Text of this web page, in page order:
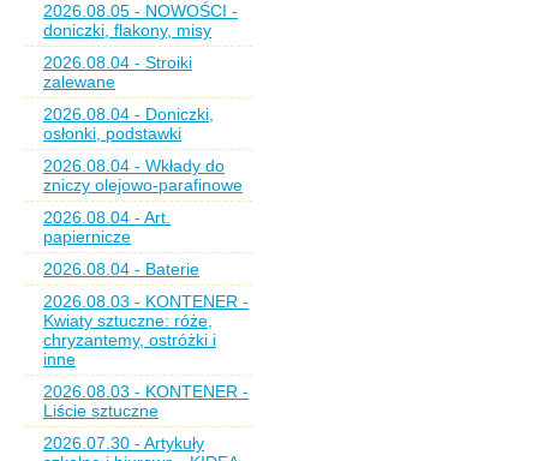
2026.08.05 - NOWOŚCI -
doniczki, flakony, misy
2026.08.04 - Stroiki
zalewane
2026.08.04 - Doniczki,
osłonki, podstawki
2026.08.04 - Wkłady do
zniczy olejowo-parafinowe
2026.08.04 - Art.
papiernicze
2026.08.04 - Baterie
2026.08.03 - KONTENER -
Kwiaty sztuczne: róże,
chryzantemy, ostróżki i
inne
2026.08.03 - KONTENER -
Liście sztuczne
2026.07.30 - Artykuły